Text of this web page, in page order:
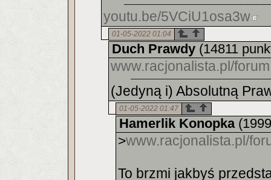
youtu.be/5VCiU1osa3w
01-05-2022 01:04
Duch Prawdy (14811
www.racjonalista.pl/
(Jedyną i) Absolutną
01-05-2022 01:47
Hamerlik Konopka
>www.racjonalista.pl/
To brzmi jakbyś